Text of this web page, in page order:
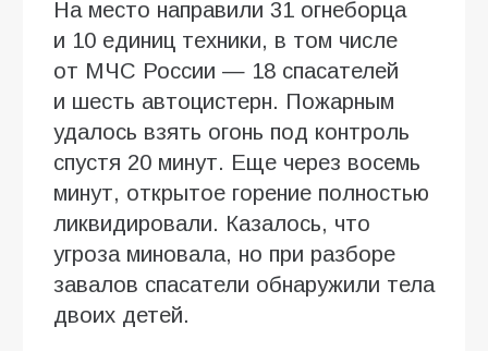
На место направили 31 огнеборца
и 10 единиц техники, в том числе
от МЧС России — 18 спасателей
и шесть автоцистерн. Пожарным
удалось взять огонь под контроль
спустя 20 минут. Еще через восемь
минут, открытое горение полностью
ликвидировали. Казалось, что
угроза миновала, но при разборе
завалов спасатели обнаружили тела
двоих детей.